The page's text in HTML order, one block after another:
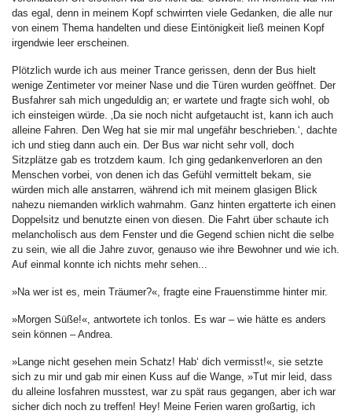
das egal, denn in meinem Kopf schwirrten viele Gedanken, die alle nur
von einem Thema handelten und diese Eintönigkeit ließ meinen Kopf
irgendwie leer erscheinen.
Plötzlich wurde ich aus meiner Trance gerissen, denn der Bus hielt
wenige Zentimeter vor meiner Nase und die Türen wurden geöffnet. Der
Busfahrer sah mich ungeduldig an; er wartete und fragte sich wohl, ob
ich einsteigen würde. ‚Da sie noch nicht aufgetaucht ist, kann ich auch
alleine Fahren. Den Weg hat sie mir mal ungefähr beschrieben.‘, dachte
ich und stieg dann auch ein. Der Bus war nicht sehr voll, doch
Sitzplätze gab es trotzdem kaum. Ich ging gedankenverloren an den
Menschen vorbei, von denen ich das Gefühl vermittelt bekam, sie
würden mich alle anstarren, während ich mit meinem glasigen Blick
nahezu niemanden wirklich wahrnahm. Ganz hinten ergatterte ich einen
Doppelsitz und benutzte einen von diesen. Die Fahrt über schaute ich
melancholisch aus dem Fenster und die Gegend schien nicht die selbe
zu sein, wie all die Jahre zuvor, genauso wie ihre Bewohner und wie ich.
Auf einmal konnte ich nichts mehr sehen...
»Na wer ist es, mein Träumer?«, fragte eine Frauenstimme hinter mir.
»Morgen Süße!«, antwortete ich tonlos. Es war – wie hätte es anders
sein können – Andrea.
»Lange nicht gesehen mein Schatz! Hab‘ dich vermisst!«, sie setzte
sich zu mir und gab mir einen Kuss auf die Wange, »Tut mir leid, dass
du alleine losfahren musstest, war zu spät raus gegangen, aber ich war
sicher dich noch zu treffen! Hey! Meine Ferien waren großartig, ich